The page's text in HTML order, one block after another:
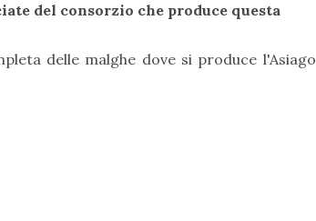
del consorzio che produce questa
delle malghe dove si produce l'Asiago